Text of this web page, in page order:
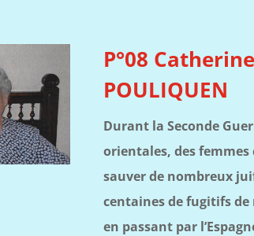
P°08
POULIQUEN
Durant la Seconde
orientales, des
sauver de nombreux
centaines de fugitifs
en passant par